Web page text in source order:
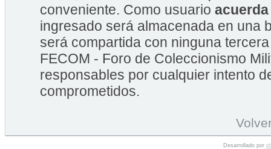
conveniente. Como usuario acuerda
ingresado será almacenada en una
será compartida con ninguna
FECOM - Foro de Coleccionismo
responsables por cualquier intento
comprometidos.
Desarrollado por